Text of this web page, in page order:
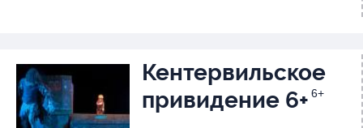
Кентервильское
привидение 6+ 6+